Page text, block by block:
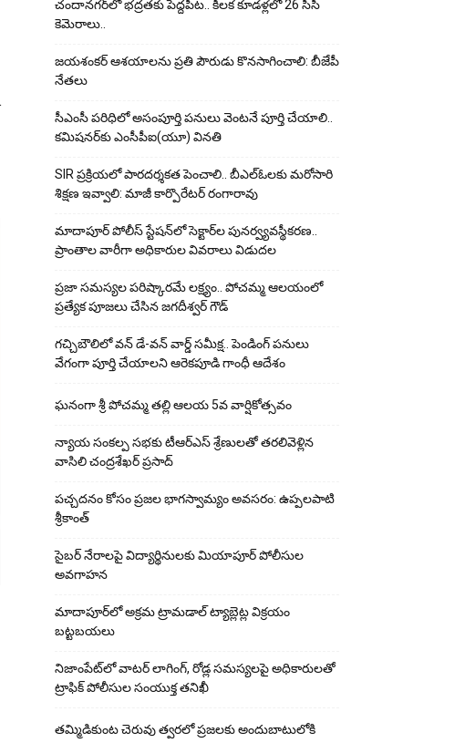
చందానగర్‌లో భద్రతకు పెద్దపీట.. కీలక కూడళ్లలో 26 సీసీ
కెమెరాలు..
జయశంకర్ ఆశయాలను ప్రతి పౌరుడు కొనసాగించాలి: బీజేపీ
నేతలు
సీఎంసీ పరిధిలో అసంపూర్తి పనులు వెంటనే పూర్తి చేయాలి..
కమిషనర్‌కు ఎంసీపీఐ(యూ) వినతి
SIR ప్రక్రియలో పారదర్శకత పెంచాలి.. బీఎల్ఓలకు మరోసారి
శిక్షణ ఇవ్వాలి: మాజీ కార్పొరేటర్ రంగారావు
మాదాపూర్ పోలీస్‌ స్టేషన్‌లో సెక్టార్‌ల పునర్వ్యవస్థీకరణ..
ప్రాంతాల వారీగా అధికారుల వివరాలు విడుదల
ప్రజా సమస్యల పరిష్కారమే లక్ష్యం.. పోచమ్మ ఆలయంలో
ప్రత్యేక పూజలు చేసిన జగదీశ్వర్ గౌడ్
గచ్చిబౌలిలో వన్ డే-వన్ వార్డ్ సమీక్ష.. పెండింగ్ పనులు
వేగంగా పూర్తి చేయాలని ఆరెకపూడి గాంధీ ఆదేశం
ఘ‌నంగా శ్రీ పోచమ్మ త‌ల్లి ఆలయ 5వ వార్షికోత్సవం
న్యాయ సంక‌ల్ప స‌భ‌కు టీఆర్ఎస్ శ్రేణుల‌తో త‌ర‌లివెళ్లిన
వాసిలి చంద్ర‌శేఖ‌ర్ ప్ర‌సాద్
పచ్చదనం కోసం ప్రజల భాగస్వామ్యం అవసరం: ఉప్పలపాటి
శ్రీకాంత్
సైబర్ నేరాలపై విద్యార్థినులకు మియాపూర్ పోలీసుల
అవగాహన
మాదాపూర్‌లో అక్రమ ట్రామడాల్ ట్యాబ్లెట్ల విక్రయం
బట్టబయలు
నిజాంపేట్‌లో వాటర్ లాగింగ్, రోడ్ల సమస్యలపై అధికారులతో
ట్రాఫిక్ పోలీసుల సంయుక్త తనిఖీ
తమ్మిడికుంట చెరువు త్వరలో ప్రజలకు అందుబాటులోకి